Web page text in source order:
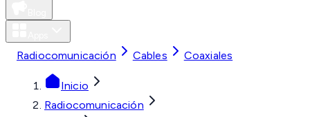
Radiocomunicación Cables Coaxiales
Inicio
Radiocomunicación